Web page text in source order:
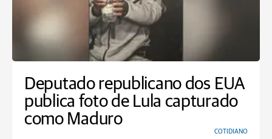
Deputado republicano dos EUA
publica foto de Lula capturado
como Maduro
COTIDIANO